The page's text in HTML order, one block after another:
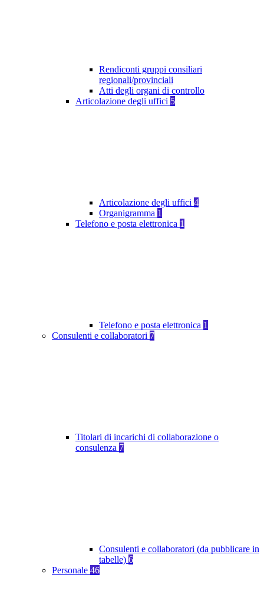
Rendiconti gruppi consiliari
regionali/provinciali
Atti degli organi di controllo
Articolazione degli uffici 5
Articolazione degli uffici 4
Organigramma 1
Telefono e posta elettronica 1
Telefono e posta elettronica 1
Consulenti e collaboratori 7
Titolari di incarichi di collaborazione o
consulenza 7
Consulenti e collaboratori (da pubblicare in
tabelle) 6
Personale 46